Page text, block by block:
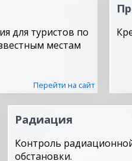
для туристов по
местам
Перейти на сайт
Радиация
Контроль
обстановки.